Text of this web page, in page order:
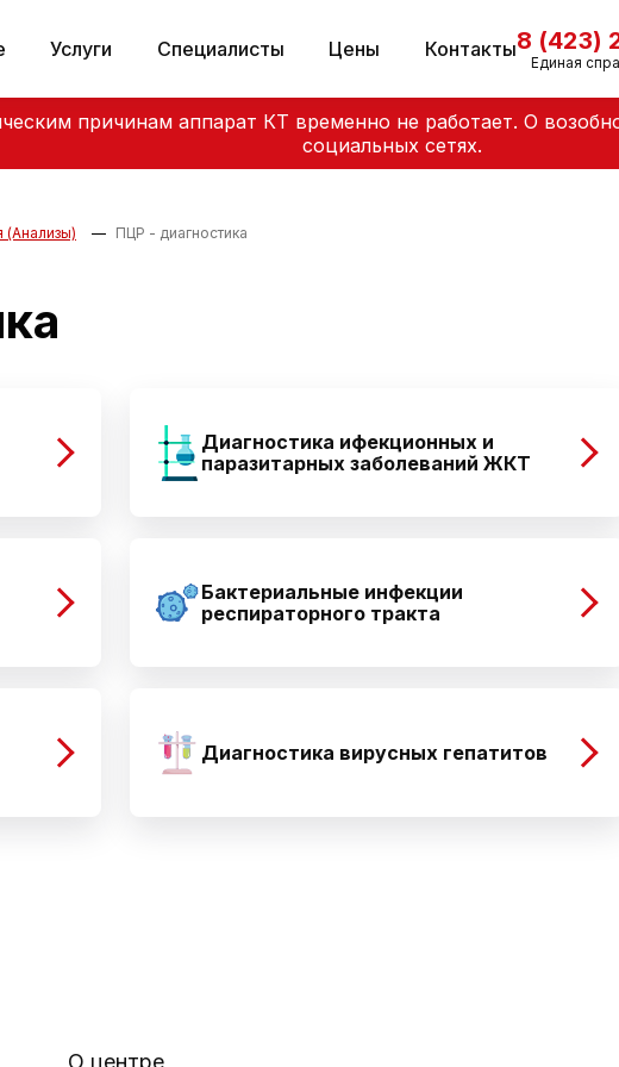
причинам аппарат КТ временно не работает. О
социальных сетях.
Услуги Специалисты Цены Контакты8 (423)
Единая
(Анализы) ПЦР - диагностика
Диагностика ифекционных и
паразитарных заболеваний ЖКТ
Бактериальные инфекции
респираторного тракта
Диагностика вирусных гепатитов
О центре